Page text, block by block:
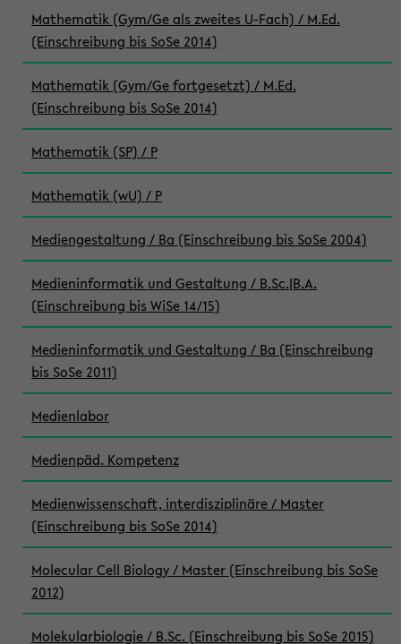
Mathematik (Gym/Ge als zweites U-Fach) / M.Ed.
(Einschreibung bis SoSe 2014)
Mathematik (Gym/Ge fortgesetzt) / M.Ed.
(Einschreibung bis SoSe 2014)
Mathematik (SP) / P
Mathematik (wU) / P
Mediengestaltung / Ba (Einschreibung bis SoSe 2004)
Medieninformatik und Gestaltung / B.Sc.|B.A.
(Einschreibung bis WiSe 14/15)
Medieninformatik und Gestaltung / Ba (Einschreibung
bis SoSe 2011)
Medienlabor
Medienpäd. Kompetenz
Medienwissenschaft, interdisziplinäre / Master
(Einschreibung bis SoSe 2014)
Molecular Cell Biology / Master (Einschreibung bis SoSe
2012)
Molekularbiologie / B.Sc. (Einschreibung bis SoSe 2015)